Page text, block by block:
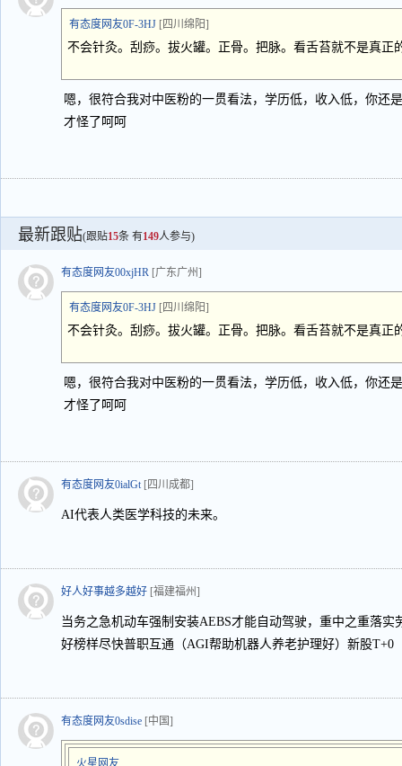
有态度网友0F-3HJ [四川绵阳]
不会针灸。刮痧。拔火罐。正骨。把脉。看舌苔就不是真正
嗯，很符合我对中医粉的一贯看法，学历低，收入低，你还
才怪了呵呵
最新跟贴(跟贴15条 有149人参与)
有态度网友00xjHR [广东广州]
有态度网友0F-3HJ [四川绵阳]
不会针灸。刮痧。拔火罐。正骨。把脉。看舌苔就不是真正
嗯，很符合我对中医粉的一贯看法，学历低，收入低，你还
才怪了呵呵
有态度网友0ialGt [四川成都]
AI代表人类医学科技的未来。
好人好事越多越好 [福建福州]
当务之急机动车强制安装AEBS才能自动驾驶，重中之重落
好榜样尽快普职互通（AGI帮助机器人养老护理好）新股T+0
有态度网友0sdise [中国]
火星网友